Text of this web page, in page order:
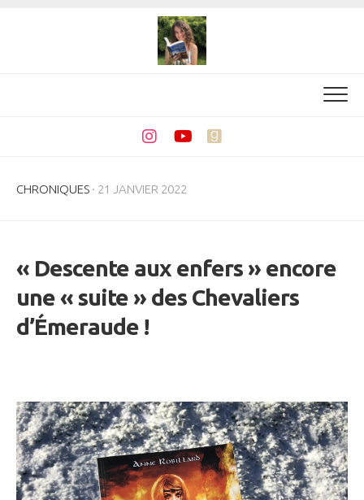
CHRONIQUES · 21 JANVIER 2022
« Descente aux enfers » encore
une « suite » des Chevaliers
d’Émeraude !